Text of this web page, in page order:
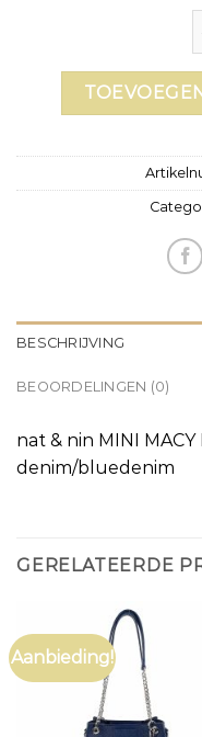
BESCHRIJVING
BEOORDELINGEN (0)
nat & nin MINI
denim/bluedenim
GERELATEERDE
Aanbieding!